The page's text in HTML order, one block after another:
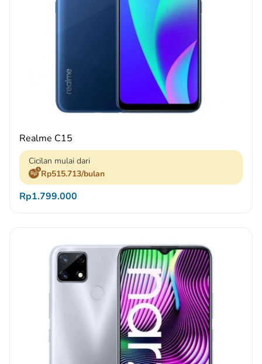
Realme C15
Cicilan mulai dari
Rp515.713/bulan
Rp1.799.000